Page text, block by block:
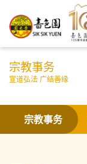
宗教事务
宣道弘法 广结善缘
宗教事务